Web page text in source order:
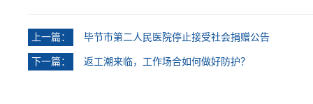
上一篇： 毕节市第二人民医院停止接受社会捐赠公告
下一篇： 返工潮来临，工作场合如何做好防护？